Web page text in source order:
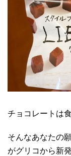
チョコレートは
そんなあなたの
がグリコから新